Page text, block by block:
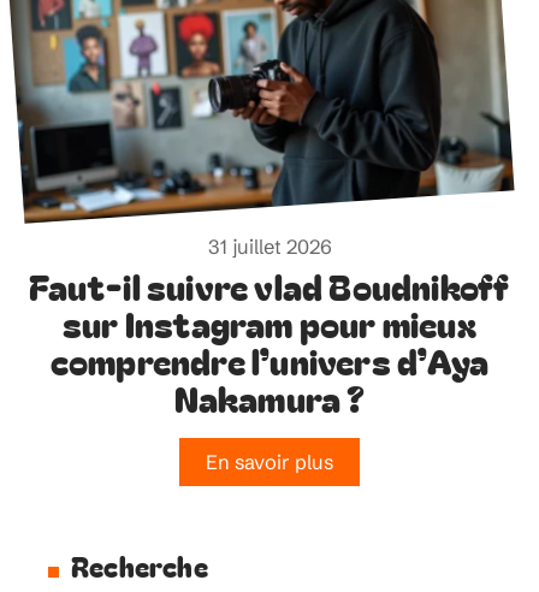
31 juillet 2026
Faut-il suivre vlad Boudnikoff
sur Instagram pour mieux
comprendre l’univers d’Aya
Nakamura ?
En savoir plus
Recherche